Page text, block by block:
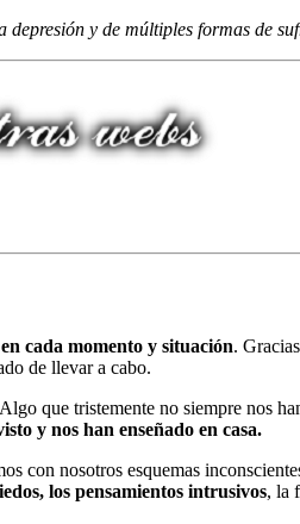
y de múltiples formas de
cada momento y situación.
de llevar a cabo.
que tristemente no siempre nos
y nos han enseñado en casa.
con nosotros esquemas
los pensamientos intrusivos, la